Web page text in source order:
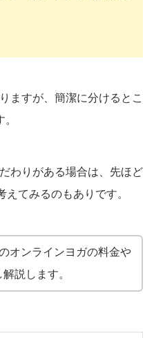
ますが、簡潔に分けるとこ
わりがある場合は、先ほど
てみるのもありです。
オンラインヨガの料金や
説します。